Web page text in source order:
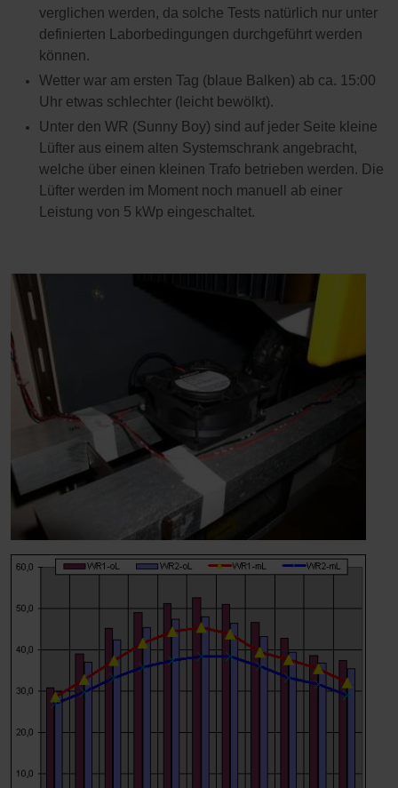
verglichen werden, da solche Tests natürlich nur unter
definierten Laborbedingungen durchgeführt werden
können.
Wetter war am ersten Tag (blaue Balken) ab ca. 15:00
Uhr etwas schlechter (leicht bewölkt).
Unter den WR (Sunny Boy) sind auf jeder Seite kleine
Lüfter aus einem alten Systemschrank angebracht,
welche über einen kleinen Trafo betrieben werden. Die
Lüfter werden im Moment noch manuell ab einer
Leistung von 5 kWp eingeschaltet.